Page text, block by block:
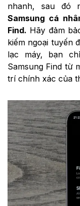
nhanh, sau đó
Samsung cá
Find. Hãy đảm
kiếm ngoại tuyến
lạc máy, bạn
Samsung Find từ
trí chính xác của